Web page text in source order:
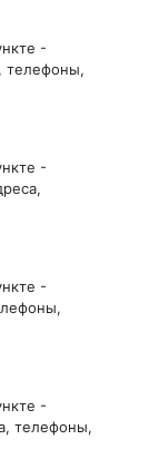
-
телефоны,
-
-
-
телефоны,